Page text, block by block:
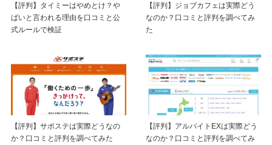
【評判】タイミーはやめとけ？や
ばいと言われる理由を口コミと公
式ルールで検証
【評判】ジョブカフェは実際どう
なのか？口コミと評判を調べてみ
た
【評判】サポステは実際どうなの
か？口コミと評判を調べてみた
【評判】アルバイトEXは実際どう
なのか？口コミと評判を調べてみ